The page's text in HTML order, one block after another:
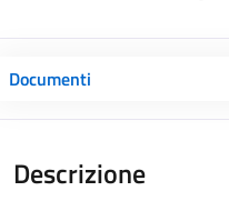
Documenti
Descrizione